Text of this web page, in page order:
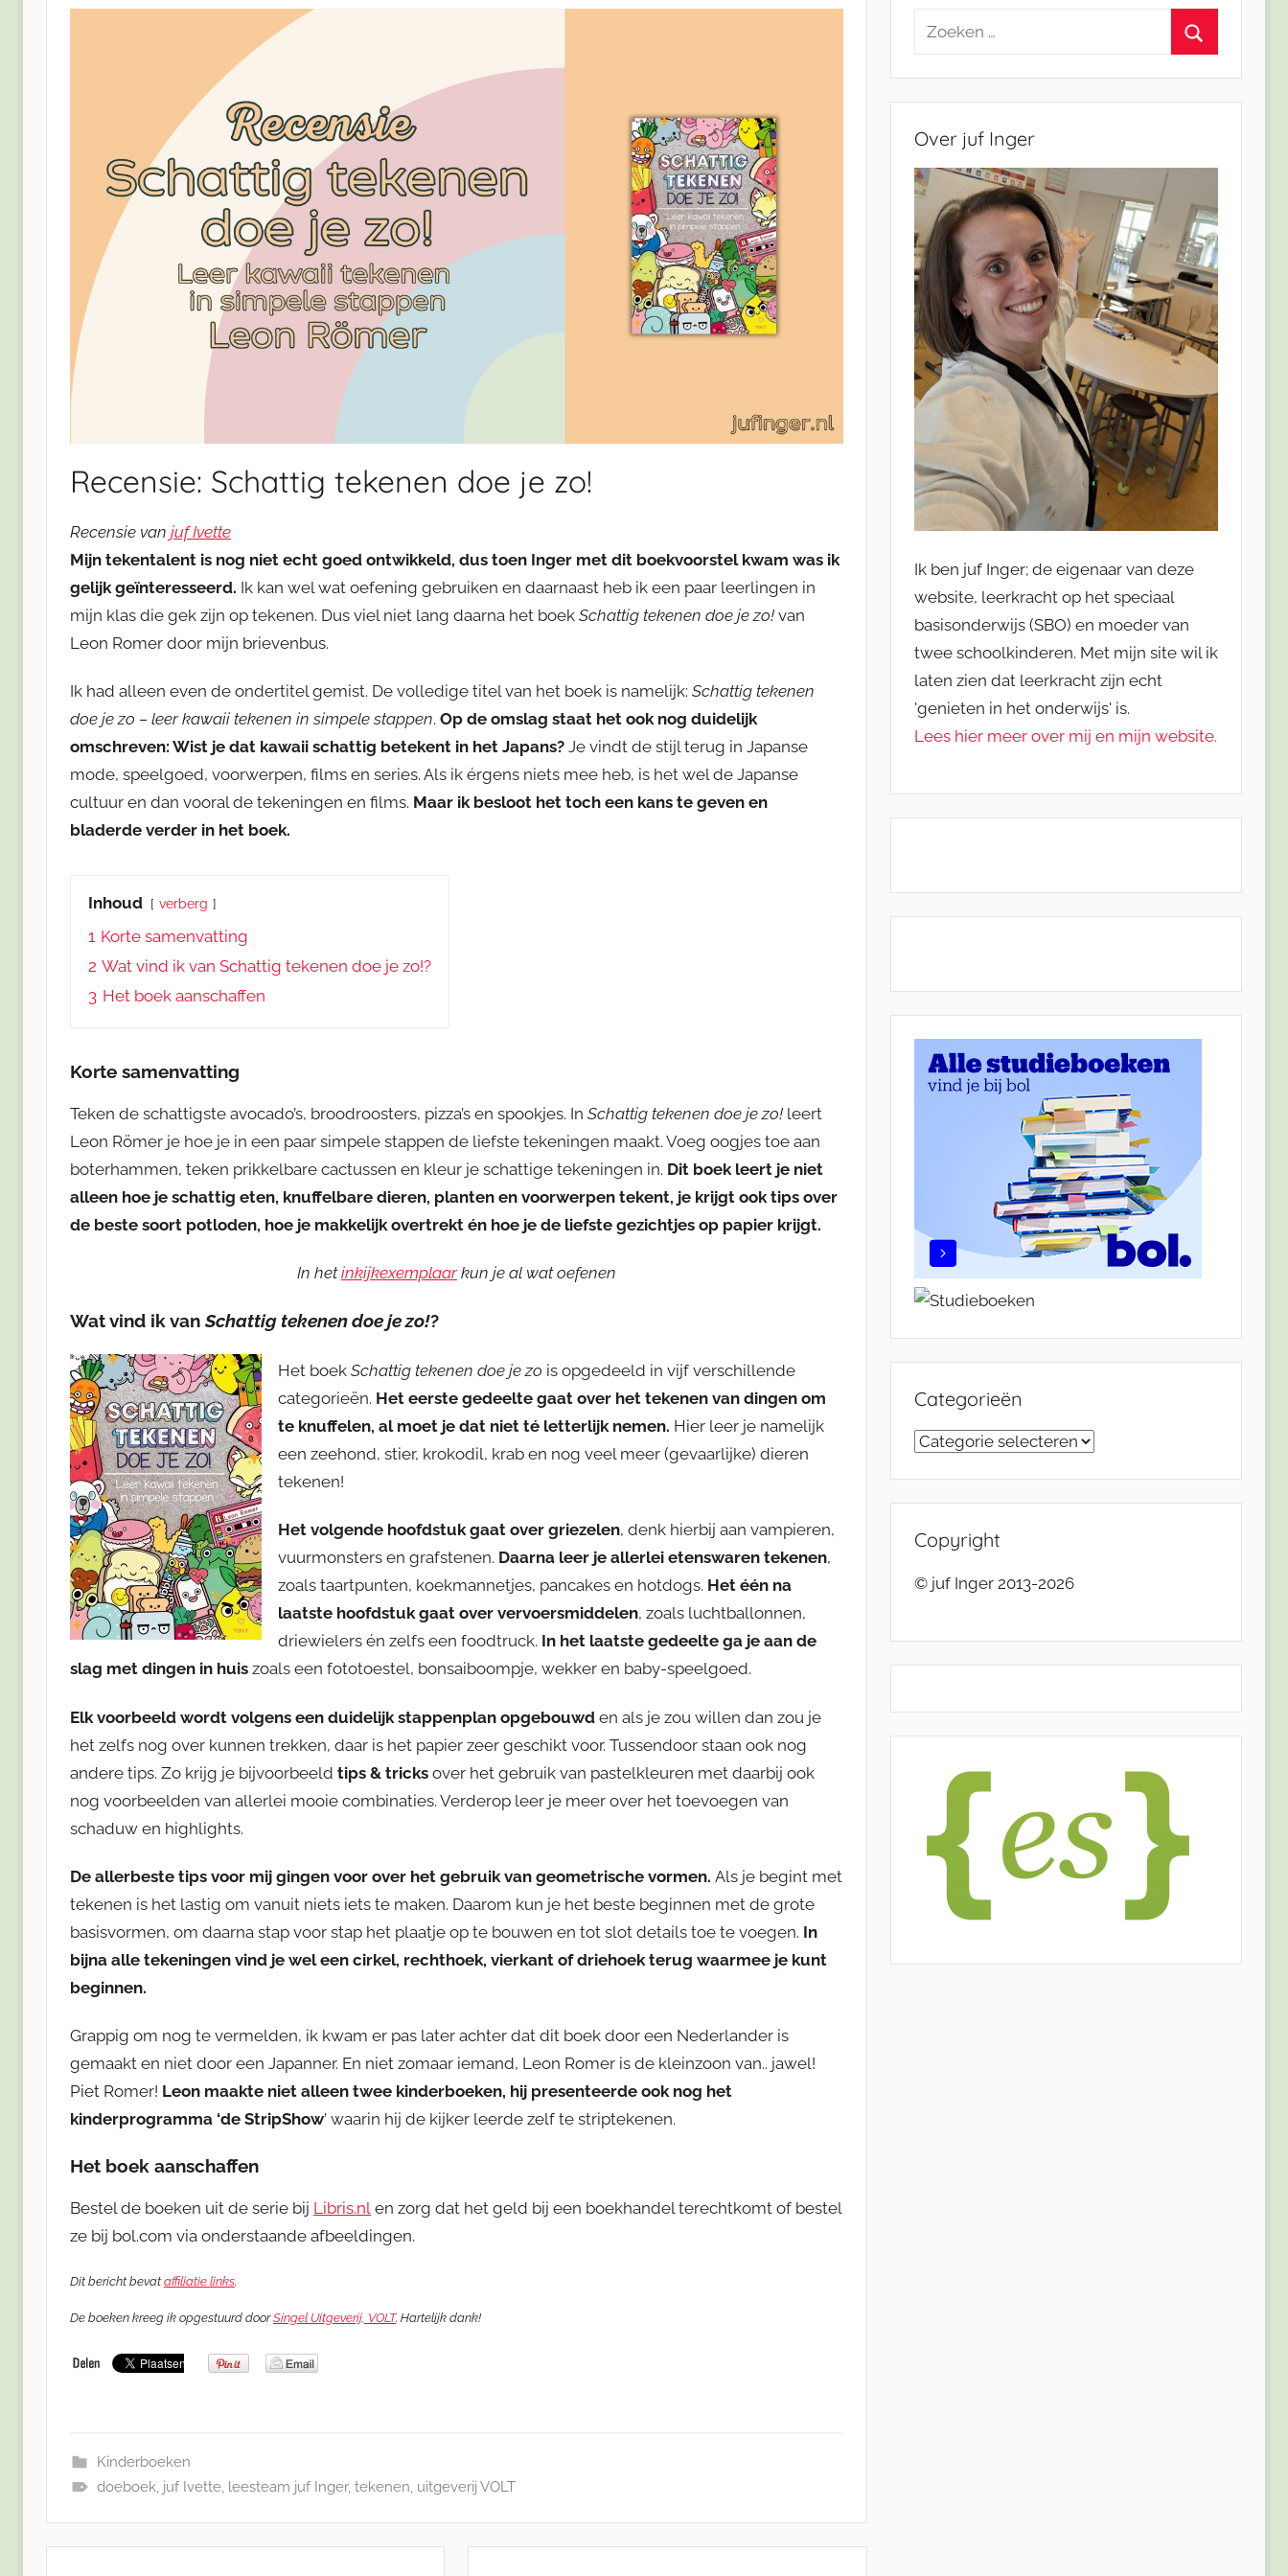
Recensie: Schattig tekenen doe je zo!
Recensie van juf Ivette
Mijn tekentalent is nog niet echt goed ontwikkeld, dus toen Inger met dit boekvoorstel kwam was ik
gelijk geïnteresseerd. Ik kan wel wat oefening gebruiken en daarnaast heb ik een paar leerlingen in
mijn klas die gek zijn op tekenen. Dus viel niet lang daarna het boek Schattig tekenen doe je zo! van
Leon Romer door mijn brievenbus.
Ik had alleen even de ondertitel gemist. De volledige titel van het boek is namelijk: Schattig tekenen
doe je zo – leer kawaii tekenen in simpele stappen. Op de omslag staat het ook nog duidelijk
omschreven: Wist je dat kawaii schattig betekent in het Japans? Je vindt de stijl terug in Japanse
mode, speelgoed, voorwerpen, films en series. Als ik érgens niets mee heb, is het wel de Japanse
cultuur en dan vooral de tekeningen en films. Maar ik besloot het toch een kans te geven en
bladerde verder in het boek.
Inhoud verberg
1 Korte samenvatting
2 Wat vind ik van Schattig tekenen doe je zo!?
3 Het boek aanschaffen
Korte samenvatting
Teken de schattigste avocado’s, broodroosters, pizza’s en spookjes. In Schattig tekenen doe je zo! leert
Leon Römer je hoe je in een paar simpele stappen de liefste tekeningen maakt. Voeg oogjes toe aan
boterhammen, teken prikkelbare cactussen en kleur je schattige tekeningen in. Dit boek leert je niet
alleen hoe je schattig eten, knuffelbare dieren, planten en voorwerpen tekent, je krijgt ook tips over
de beste soort potloden, hoe je makkelijk overtrekt én hoe je de liefste gezichtjes op papier krijgt.
In hetinkijkexemplaarkun je al wat oefenen
Wat vind ik vanSchattig tekenen doe je zo!?
Het boek Schattig tekenen doe je zo is opgedeeld in vijf verschillende
categorieën. Het eerste gedeelte gaat over het tekenen van dingen om
te knuffelen, al moet je dat niet té letterlijk nemen. Hier leer je namelijk
een zeehond, stier, krokodil, krab en nog veel meer (gevaarlijke) dieren
tekenen!
Het volgende hoofdstuk gaat over griezelen, denk hierbij aan vampieren,
vuurmonsters en grafstenen. Daarna leer je allerlei etenswaren tekenen,
zoals taartpunten, koekmannetjes, pancakes en hotdogs. Het één na
laatste hoofdstuk gaat over vervoersmiddelen, zoals luchtballonnen,
driewielers én zelfs een foodtruck. In het laatste gedeelte ga je aan de
slag met dingen in huis zoals een fototoestel, bonsaiboompje, wekker en baby-speelgoed.
Elk voorbeeld wordt volgens een duidelijk stappenplan opgebouwd en als je zou willen dan zou je
het zelfs nog over kunnen trekken, daar is het papier zeer geschikt voor. Tussendoor staan ook nog
andere tips. Zo krijg je bijvoorbeeld tips & tricks over het gebruik van pastelkleuren met daarbij ook
nog voorbeelden van allerlei mooie combinaties. Verderop leer je meer over het toevoegen van
schaduw en highlights.
De allerbeste tips voor mij gingen voor over het gebruik van geometrische vormen. Als je begint met
tekenen is het lastig om vanuit niets iets te maken. Daarom kun je het beste beginnen met de grote
basisvormen, om daarna stap voor stap het plaatje op te bouwen en tot slot details toe te voegen. In
bijna alle tekeningen vind je wel een cirkel, rechthoek, vierkant of driehoek terug waarmee je kunt
beginnen.
Grappig om nog te vermelden, ik kwam er pas later achter dat dit boek door een Nederlander is
gemaakt en niet door een Japanner. En niet zomaar iemand, Leon Romer is de kleinzoon van.. jawel!
Piet Romer! Leon maakte niet alleen twee kinderboeken, hij presenteerde ook nog het
kinderprogramma ‘de StripShow’ waarin hij de kijker leerde zelf te striptekenen.
Het boek aanschaffen
Bestel de boeken uit de serie bij Libris.nl en zorg dat het geld bij een boekhandel terechtkomt of bestel
ze bij bol.com via onderstaande afbeeldingen.
Dit bericht bevat affiliatie links.
De boeken kreeg ik opgestuurd doorSingel Uitgeverij, VOLT. Hartelijk dank!
Kinderboeken
doeboek, juf Ivette, leesteam juf Inger, tekenen, uitgeverij VOLT
Zoeken
Over juf Inger
Ik ben juf Inger; de eigenaar van deze
website, leerkracht op het speciaal
basisonderwijs (SBO) en moeder van
twee schoolkinderen. Met mijn site wil ik
laten zien dat leerkracht zijn echt
'genieten in het onderwijs' is.
Lees hier meer over mij en mijn website.
Categorieën
Categorieën
Copyright
© juf Inger 2013-2026